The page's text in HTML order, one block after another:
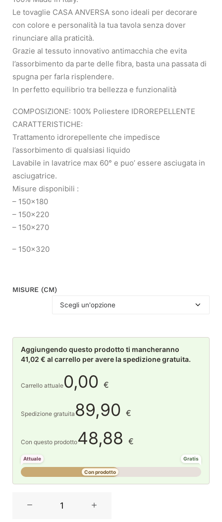
Le tovaglie CASA ANVERSA sono ideali per decorare
con colore e personalità la tua tavola senza dover
rinunciare alla praticità.
Grazie al tessuto innovativo antimacchia che evita
l’assorbimento da parte delle fibra, basta una passata di
spugna per farla risplendere.
In perfetto equilibrio tra bellezza e funzionalità
COMPOSIZIONE: 100% Poliestere IDROREPELLENTE
CARATTERISTICHE:
Trattamento idrorepellente che impedisce
l’assorbimento di qualsiasi liquido
Lavabile in lavatrice max 60° e puo’ essere asciugata in
asciugatrice.
Misure disponibili :
– 150×180
– 150×220
– 150×270
– 150×320
MISURE (CM)
Aggiungendo questo prodotto ti mancheranno
41,02 € al carrello per avere la spedizione gratuita.
Carrello attuale0,00 €
Spedizione gratuita 89,90 €
Con questo prodotto48,88 €
Attuale Gratis
Con prodotto